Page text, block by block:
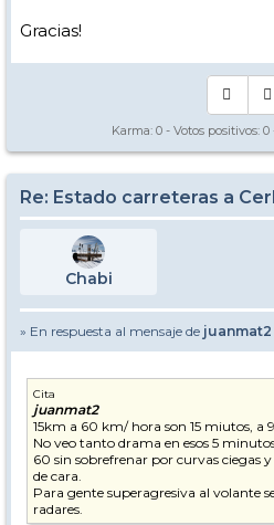
Gracias!
Karma: 0 - Votos positivos: 0
Re: Estado carreteras a
Chabi
» En respuesta al mensaje de juanmat2
Cita
juanmat2
15km a 60 km/ hora son 15 miutos, a
No veo tanto drama en esos 5
60 sin sobrefrenar por curvas ciegas
de cara.
Para gente superagresiva al volante
radares.